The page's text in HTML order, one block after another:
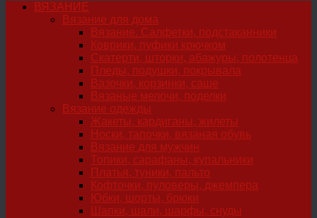
ВЯЗАНИЕ
Вязание для дома
Вязание. Салфетки, подстаканники
Коврики, пуфики крючком
Скатерти, шторки, абажуры, полотенца
Пледы, подушки, покрывала
Вазочки, корзинки, саше
Вязаные мелочи, поделки
Вязание одежды
Жакеты, кардиганы, жилеты
Носки, тапочки, вязаная обувь
Вязание для мужчин
Топики, сарафаны, купальники
Платья, туники, пальто
Кофточки, пуловеры, джемпера
Юбки, шорты, брюки
Шапки, шали, шарфы, снуды